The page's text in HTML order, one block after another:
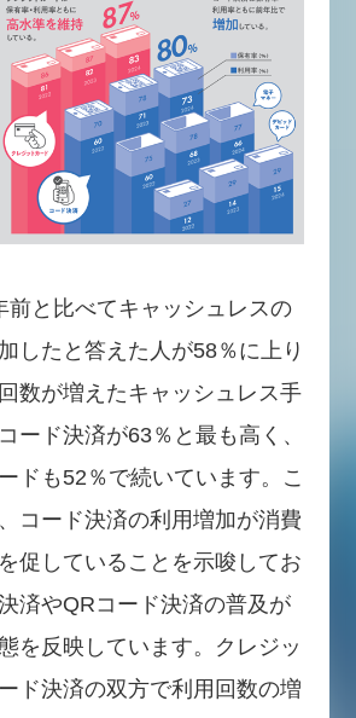
前と比べてキャッシュレスの
したと答えた人が58％に上り
数が増えたキャッシュレス手
ード決済が63％と最も高く、
ドも52％で続いています。こ
コード決済の利用増加が消費
促していることを示唆してお
済やQRコード決済の普及が
を反映しています。クレジッ
ド決済の双方で利用回数の増